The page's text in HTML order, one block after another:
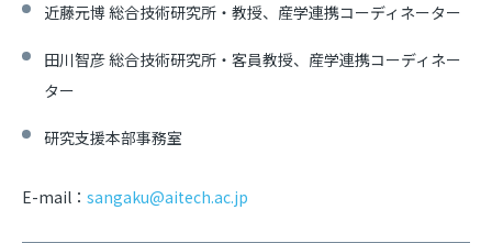
近藤元博 総合技術研究所・教授、産学連携コーディネーター
田川智彦 総合技術研究所・客員教授、産学連携コーディネー
ター
研究支援本部事務室
E-mail： sangaku@aitech.ac.jp